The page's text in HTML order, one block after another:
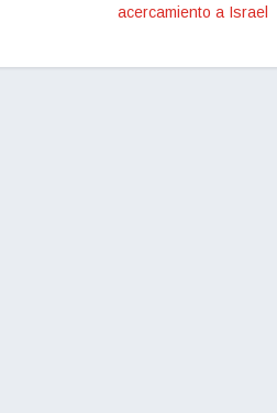
acercamiento a Israel